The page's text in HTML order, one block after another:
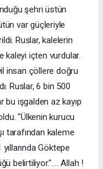
şehri üstün
var güçleriyle
Ruslar, kalelerin
kaleyi içten vurdular.
insan çöllere doğru
Ruslar, 6 bin 500
bu işgalden az kayıp
"Ülkenin kurucu
tarafından kaleme
Göktepe
belirtiliyor.".... Allah !